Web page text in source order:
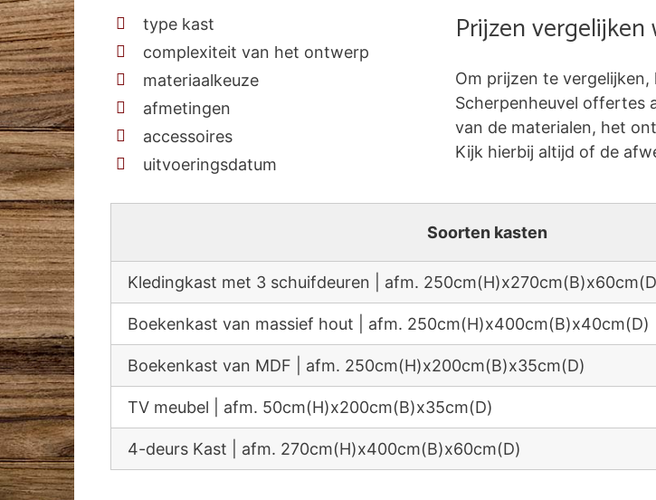
type kast
complexiteit van het ontwerp
materiaalkeuze
afmetingen
accessoires
uitvoeringsdatum
Prijzen
Om prijzen te
Scherpenheuvel offertes
van de materialen, het
Kijk hierbij altijd of de
Soorten kasten
Kledingkast met 3 schuifdeuren | afm.
Boekenkast van massief hout | afm. 250cm(H)x400cm(B)x40cm(D)
Boekenkast van MDF | afm. 250cm(H)x200cm(B)x35cm(D)
TV meubel | afm. 50cm(H)x200cm(B)x35cm(D)
4-deurs Kast | afm. 270cm(H)x400cm(B)x60cm(D)